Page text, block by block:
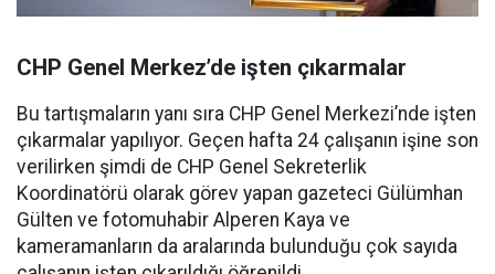
CHP Genel Merkez’de işten çıkarmalar
Bu tartışmaların yanı sıra CHP Genel Merkezi’nde işten
çıkarmalar yapılıyor. Geçen hafta 24 çalışanın işine son
verilirken şimdi de CHP Genel Sekreterlik
Koordinatörü olarak görev yapan gazeteci Gülümhan
Gülten ve fotomuhabir Alperen Kaya ve
kameramanların da aralarında bulunduğu çok sayıda